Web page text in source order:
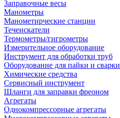
Заправочные весы
Манометры
Манометирческие станции
Течеискатели
Термометры/гигрометры
Измерительное оборудование
Инструмент для обработки труб
Оборудование для пайки и сварки
Химические средства
Сервисный инструмент
Шланги для заправки фреоном
Агрегаты
Однокомпрессорные агрегаты